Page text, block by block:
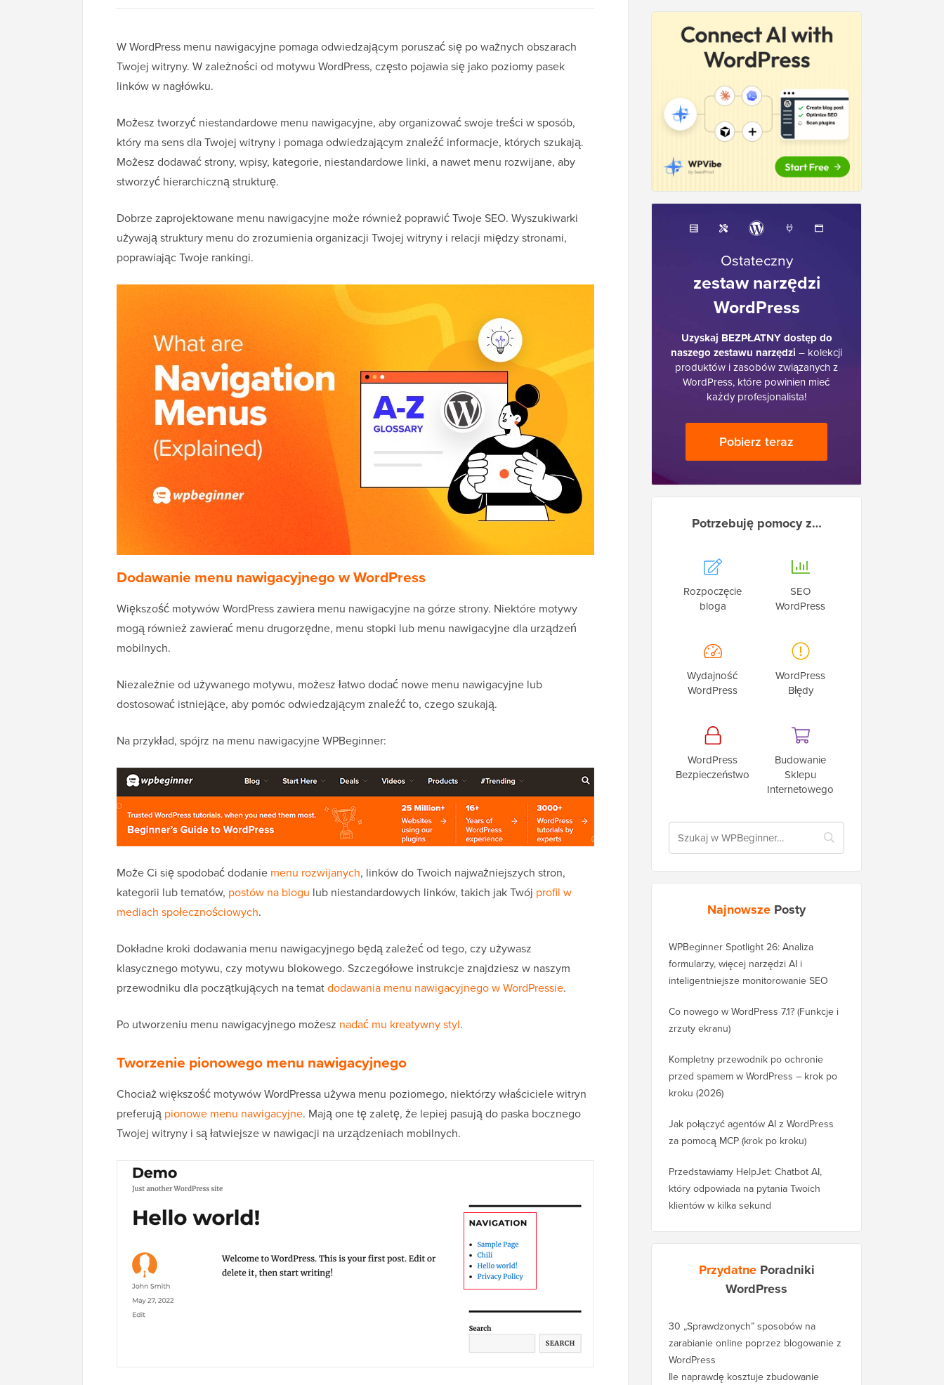
W WordPress menu nawigacyjne pomaga odwiedzającym poruszać się po ważnych obszarach
Twojej witryny. W zależności od motywu WordPress, często pojawia się jako poziomy pasek
linków w nagłówku.
Możesz tworzyć niestandardowe menu nawigacyjne, aby organizować swoje treści w sposób,
który ma sens dla Twojej witryny i pomaga odwiedzającym znaleźć informacje, których szukają.
Możesz dodawać strony, wpisy, kategorie, niestandardowe linki, a nawet menu rozwijane, aby
stworzyć hierarchiczną strukturę.
Dobrze zaprojektowane menu nawigacyjne może również poprawić Twoje SEO. Wyszukiwarki
używają struktury menu do zrozumienia organizacji Twojej witryny i relacji między stronami,
poprawiając Twoje rankingi.
Dodawanie menu nawigacyjnego w WordPress
Większość motywów WordPress zawiera menu nawigacyjne na górze strony. Niektóre motywy
mogą również zawierać menu drugorzędne, menu stopki lub menu nawigacyjne dla urządzeń
mobilnych.
Niezależnie od używanego motywu, możesz łatwo dodać nowe menu nawigacyjne lub
dostosować istniejące, aby pomóc odwiedzającym znaleźć to, czego szukają.
Na przykład, spójrz na menu nawigacyjne WPBeginner:
Może Ci się spodobać dodanie menu rozwijanych, linków do Twoich najważniejszych stron,
kategorii lub tematów, postów na blogu lub niestandardowych linków, takich jak Twój profil w
mediach społecznościowych.
Dokładne kroki dodawania menu nawigacyjnego będą zależeć od tego, czy używasz
klasycznego motywu, czy motywu blokowego. Szczegółowe instrukcje znajdziesz w naszym
przewodniku dla początkujących na tematdodawania menu nawigacyjnego w WordPressie.
Po utworzeniu menu nawigacyjnego możesz nadać mu kreatywny styl.
Tworzenie pionowego menu nawigacyjnego
Chociaż większość motywów WordPressa używa menu poziomego, niektórzy właściciele witryn
preferują pionowe menu nawigacyjne. Mają one tę zaletę, że lepiej pasują do paska bocznego
Twojej witryny i są łatwiejsze w nawigacji na urządzeniach mobilnych.
Ostateczny
zestaw narzędzi
WordPress
Uzyskaj BEZPŁATNY dostęp do
naszego zestawu narzędzi – kolekcji
produktów i zasobów związanych z
WordPress, które powinien mieć
każdy profesjonalista!
Pobierz teraz
Potrzebuję pomocy z…
Rozpoczęcie
bloga
SEO
WordPress
Wydajność
WordPress
WordPress
Błędy
WordPress
Bezpieczeństwo
Budowanie
Sklepu
Internetowego
Najnowsze Posty
WPBeginner Spotlight 26: Analiza
formularzy, więcej narzędzi AI i
inteligentniejsze monitorowanie SEO
Co nowego w WordPress 7.1? (Funkcje i
zrzuty ekranu)
Kompletny przewodnik po ochronie
przed spamem w WordPress – krok po
kroku (2026)
Jak połączyć agentów AI z WordPress
za pomocą MCP (krok po kroku)
Przedstawiamy HelpJet: Chatbot AI,
który odpowiada na pytania Twoich
klientów w kilka sekund
Przydatne Poradniki
WordPress
30 „Sprawdzonych” sposobów na
zarabianie online poprzez blogowanie z
WordPress
Ile naprawdę kosztuje zbudowanie